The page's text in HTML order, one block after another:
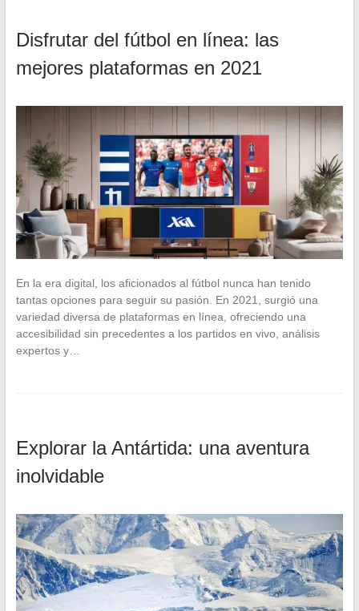
Disfrutar del fútbol en línea: las
mejores plataformas en 2021
En la era digital, los aficionados al fútbol nunca han tenido
tantas opciones para seguir su pasión. En 2021, surgió una
variedad diversa de plataformas en línea, ofreciendo una
accesibilidad sin precedentes a los partidos en vivo, análisis
expertos y…
Explorar la Antártida: una aventura
inolvidable